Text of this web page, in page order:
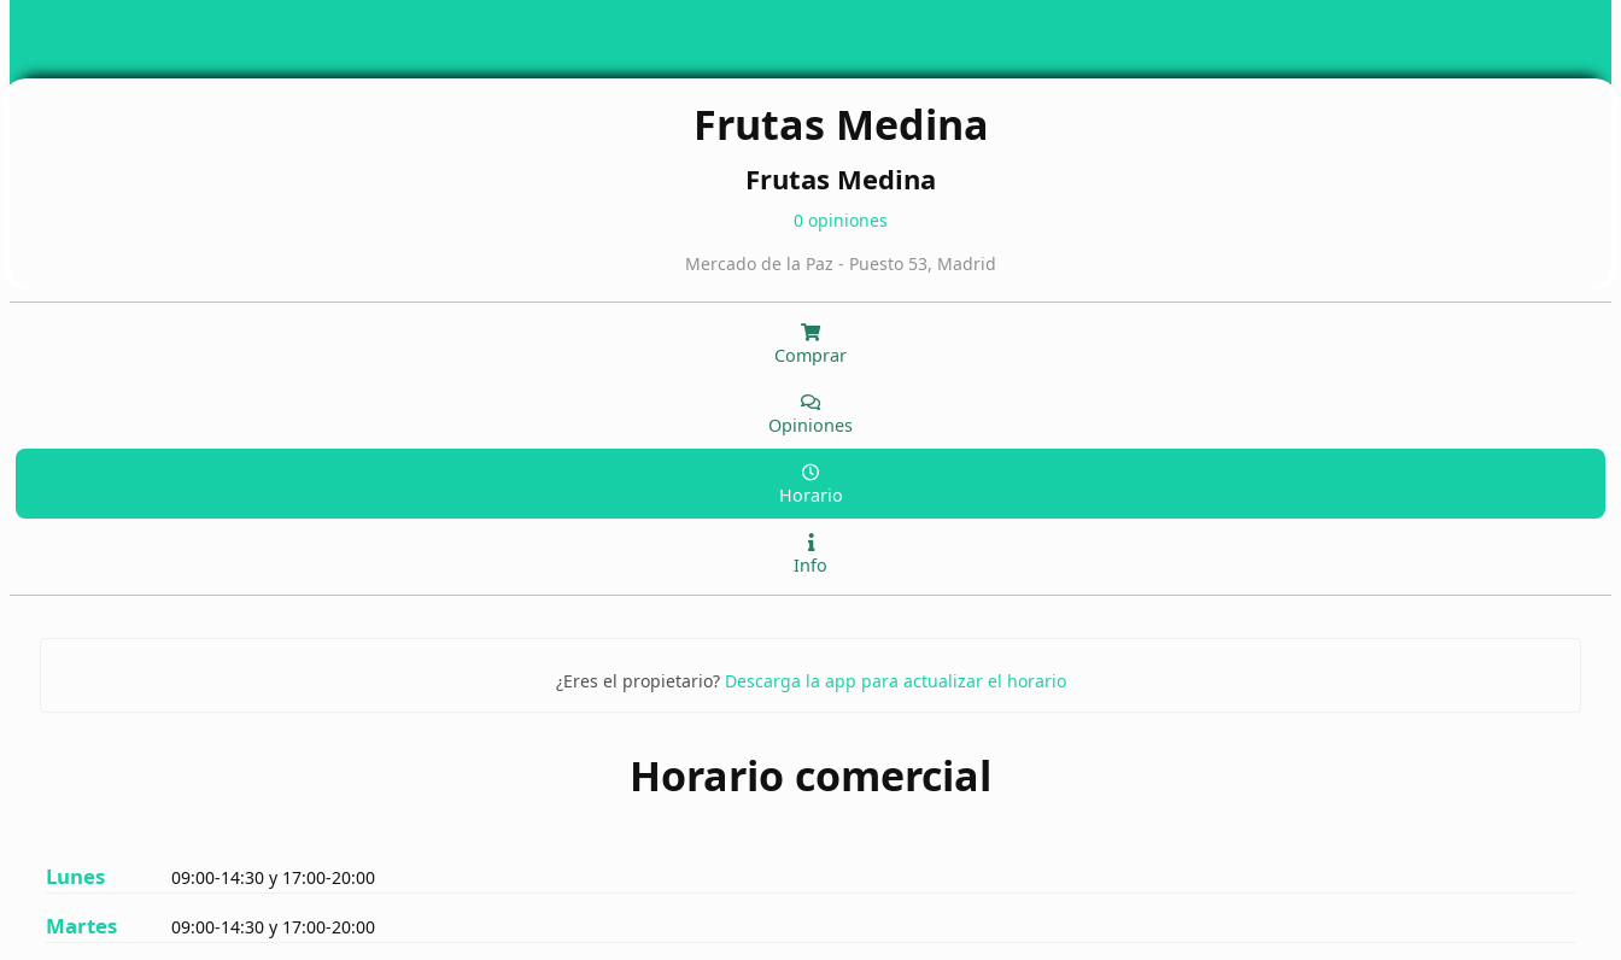
Frutas Medina
Frutas Medina
0 opiniones
Mercado de la Paz - Puesto 53, Madrid
Comprar
Opiniones
Horario
Info
¿Eres el propietario? Descarga la app para actualizar el horario
Horario comercial
Lunes 09:00-14:30 y 17:00-20:00
Martes 09:00-14:30 y 17:00-20:00